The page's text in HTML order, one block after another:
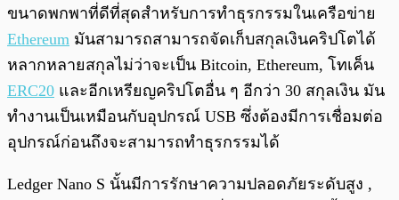
ขนาดพกพาที่ดีที่สุดสำหรับการทำธุรกรรมในเครือข่าย
Ethereum มันสามารถสามารถจัดเก็บสกุลเงินคริปโตได้
หลากหลายสกุลไม่ว่าจะเป็น Bitcoin, Ethereum, โทเค็น
ERC20 และอีกเหรียญคริปโตอื่น ๆ อีกว่า 30 สกุลเงิน มัน
ทำงานเป็นเหมือนกับอุปกรณ์ USB ซึ่งต้องมีการเชื่อมต่อ
อุปกรณ์ก่อนถึงจะสามารถทำธุรกรรมได้
Ledger Nano S นั้นมีการรักษาความปลอดภัยระดับสูง ,